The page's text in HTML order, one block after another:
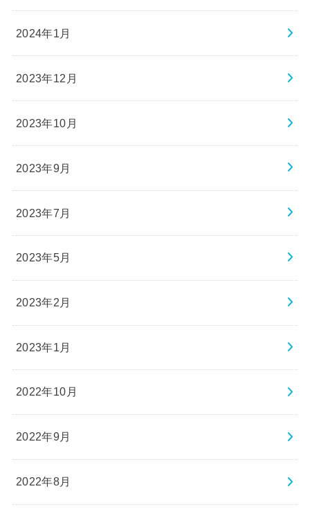
2024年1月
2023年12月
2023年10月
2023年9月
2023年7月
2023年5月
2023年2月
2023年1月
2022年10月
2022年9月
2022年8月